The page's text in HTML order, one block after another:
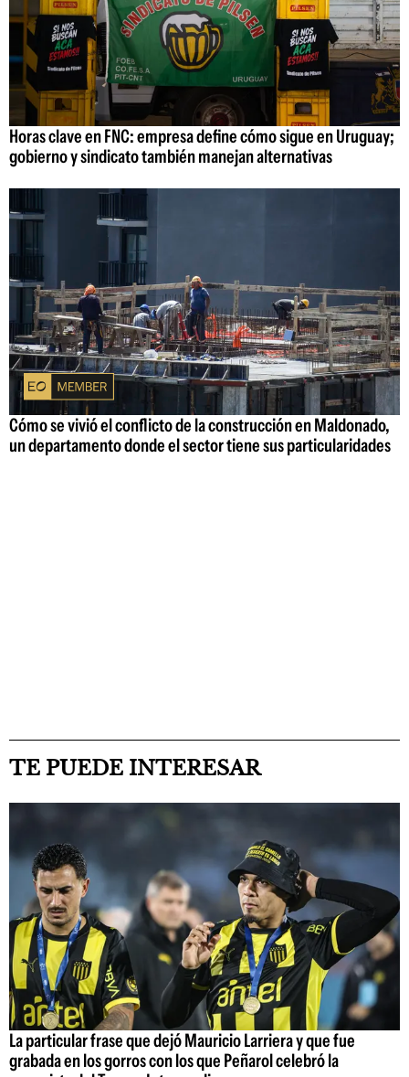
Horas clave en FNC: empresa define cómo sigue en Uruguay;
gobierno y sindicato también manejan alternativas
Cómo se vivió el conflicto de la construcción en Maldonado,
un departamento donde el sector tiene sus particularidades
TE PUEDE INTERESAR
La particular frase que dejó Mauricio Larriera y que fue
grabada en los gorros con los que Peñarol celebró la